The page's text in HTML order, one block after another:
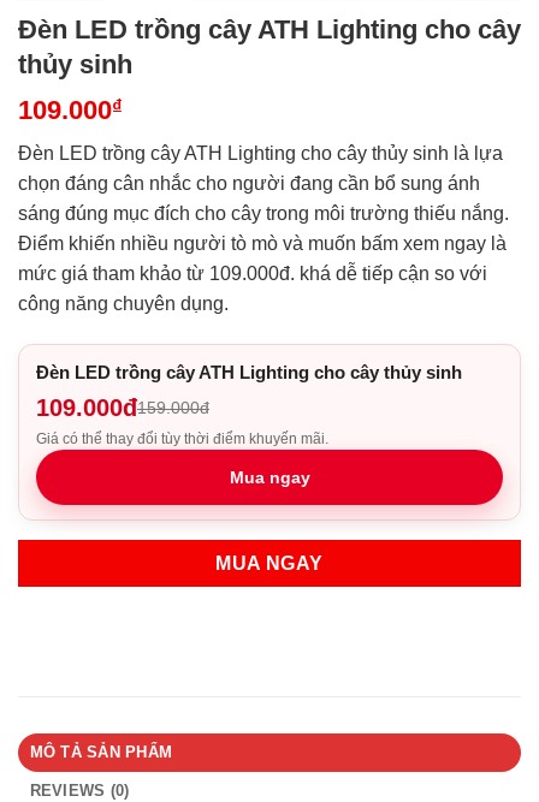
Đèn LED trồng cây ATH Lighting cho cây
thủy sinh
109.000₫
Đèn LED trồng cây ATH Lighting cho cây thủy sinh là lựa
chọn đáng cân nhắc cho người đang cần bổ sung ánh
sáng đúng mục đích cho cây trong môi trường thiếu nắng.
Điểm khiến nhiều người tò mò và muốn bấm xem ngay là
mức giá tham khảo từ 109.000đ. khá dễ tiếp cận so với
công năng chuyên dụng.
Đèn LED trồng cây ATH Lighting cho cây thủy sinh
109.000đ159.000đ
Giá có thể thay đổi tùy thời điểm khuyến mãi.
Mua ngay
MUA NGAY
MÔ TẢ SẢN PHẨM
REVIEWS (0)